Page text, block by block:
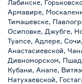
Лабинске,
Армавире,
Тимашевске,
Осиповке, Джубге,
Туапсе, Адлере,
Анастасиевской,
Дивноморском,
Кубани, Анапе,
Натухаевской,